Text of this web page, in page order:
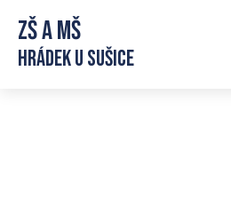
ZŠ a MŠ
Hrádek u Sušice